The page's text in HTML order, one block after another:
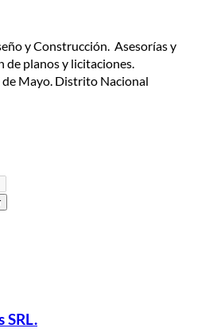
y Construcción. Asesorías y
de planos y licitaciones.
de Mayo. Distrito Nacional
SRL.